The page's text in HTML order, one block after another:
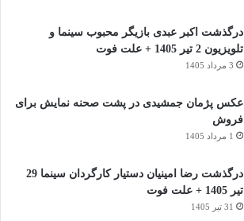
درگذشت اکبر عبدی بازیگر محبوب سینما و
تلویزیون 2 تیر 1405 + علت فوت
3 مرداد 1405
عکس پژمان جمشیدی در پشت صحنه نمایش برای
فروش
1 مرداد 1405
درگذشت رضا امینیان دستیار کارگردان سینما 29
تیر 1405 + علت فوت
31 تیر 1405